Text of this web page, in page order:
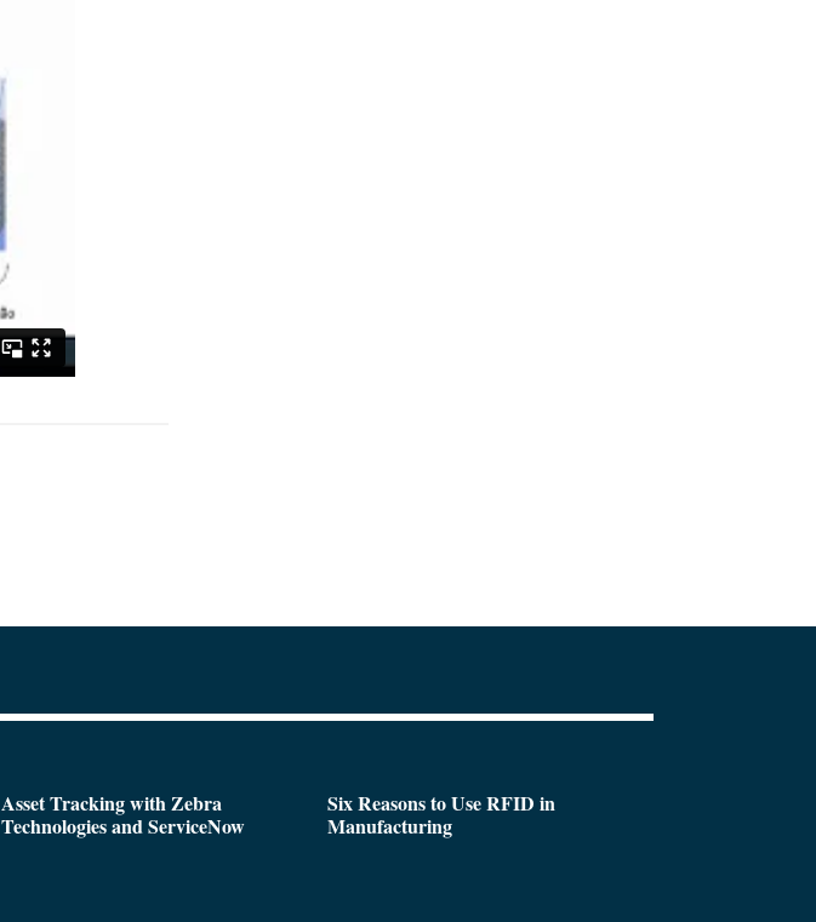
Asset Tracking with Zebra
Technologies and ServiceNow
Six Reasons to Use RFID in
Manufacturing